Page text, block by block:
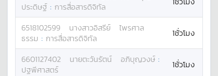
ประดิษฐ์ : การสื่อสารดิจิทัล
6518102599 นางสาวอิสรีย์
ไพรศาล
ธรรม : การสื่อสารดิจิทัล 1ชั่วโมง
6601127402 นายตะวันรัตน์ อภิบุญวงษ์ :
ปฐพีศาสตร์
1ชั่วโมง